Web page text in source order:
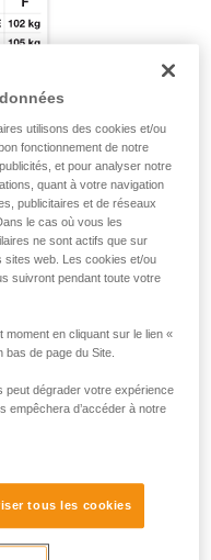
utilisons des cookies et/ou
fonctionnement de notre
et pour analyser notre
quant à votre navigation
publicitaires et de réseaux
le cas où vous les
ne sont actifs que sur
sites web. Les cookies et/ou
suivront pendant toute votre
en cliquant sur le lien «
de page du Site.
peut dégrader votre expérience
empêchera d’accéder à notre
tous les cookies